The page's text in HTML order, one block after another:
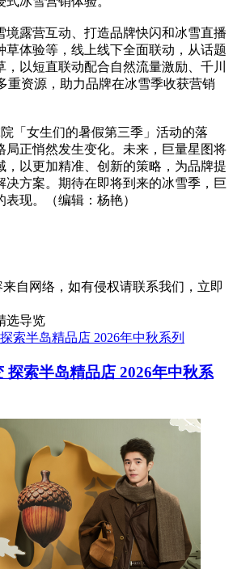
境露营互动、打造品牌快闪和冰雪直播
草体验等，线上线下全面联动，从话题
以短直联动配合自然流量激励、千川
重资源，助力品牌在冰雪季收获营销
「女生们的暑假第三季」活动的落
局正悄然发生变化。未来，巨量星图将
，以更加精准、创新的策略，为品牌提
决方案。期待在即将到来的冰雪季，巨
现。（编辑：杨艳）
自网络，如有侵权请联系我们，立即
选导览
探索半岛精品店 2026年中秋系